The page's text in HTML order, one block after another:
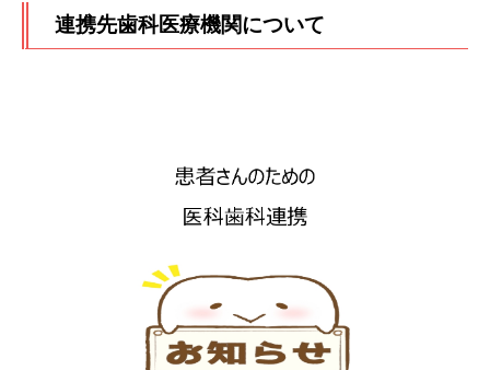
連携先歯科医療機関について